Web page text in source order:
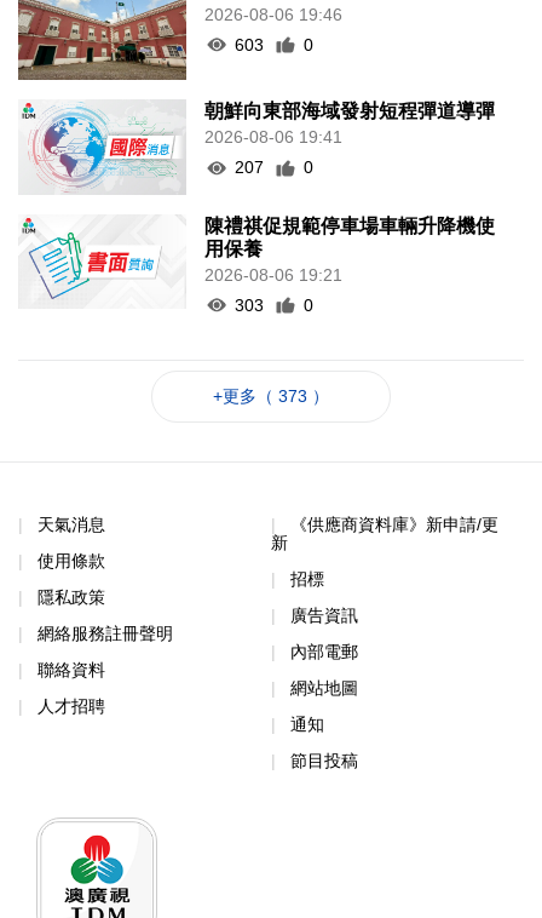
2026-08-06 19:46
603
0
朝鮮向東部海域發射短程彈道導彈
2026-08-06 19:41
207
0
陳禮祺促規範停車場車輛升降機使
用保養
2026-08-06 19:21
303
0
+更多（ 373 ）
天氣消息
使用條款
隱私政策
網絡服務註冊聲明
聯絡資料
人才招聘
《供應商資料庫》新申請/更
新
招標
廣告資訊
內部電郵
網站地圖
通知
節目投稿